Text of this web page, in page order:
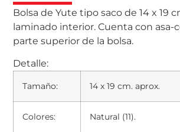
Bolsa de Yute tipo saco de 14 x 19
laminado interior. Cuenta con
parte superior de la bolsa.
Detalle:
Tamaño: 14 x 19 cm. aprox.
Colores: Natural (11).